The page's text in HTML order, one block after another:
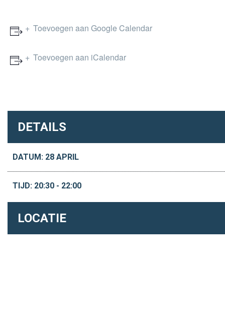
Toevoegen aan Google Calendar
Toevoegen aan iCalendar
DETAILS
DATUM: 28 APRIL
TIJD: 20:30 - 22:00
LOCATIE